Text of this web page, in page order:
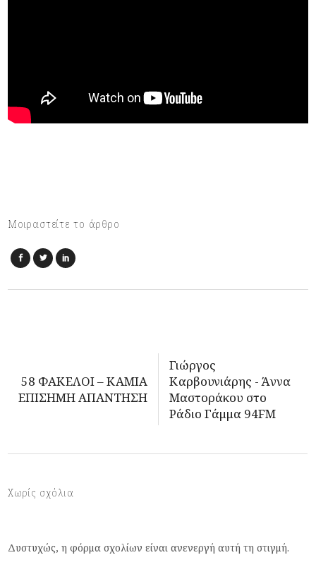
Μοιραστείτε το άρθρο
58 ΦΑΚΕΛΟΙ – ΚΑΜΙΑ
ΕΠΙΣΗΜΗ ΑΠΑΝΤΗΣΗ
Γιώργος
Καρβουνιάρης - Άννα
Μαστοράκου στο
Ράδιο Γάμμα 94FM
Χωρίς σχόλια
Δυστυχώς, η φόρμα σχολίων είναι ανενεργή αυτή τη στιγμή.